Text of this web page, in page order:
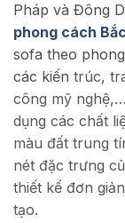
Pháp và Đông
phong cách
sofa theo p
các kiến trúc,
công mỹ
dụng các chất
màu đất trung
nét đặc trưng
thiết kế đơn
tạo.